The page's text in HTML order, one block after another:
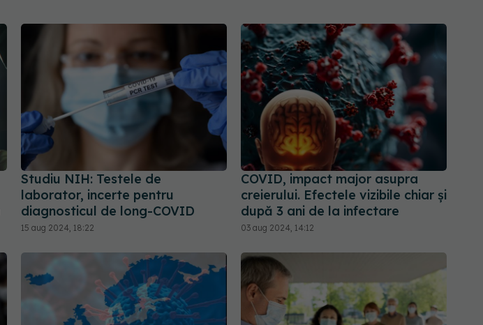
Studiu NIH: Testele de
laborator, incerte pentru
diagnosticul de long-COVID
15 aug 2024, 18:22
COVID, impact major asupra
creierului. Efectele vizibile chiar și
după 3 ani de la infectare
03 aug 2024, 14:12